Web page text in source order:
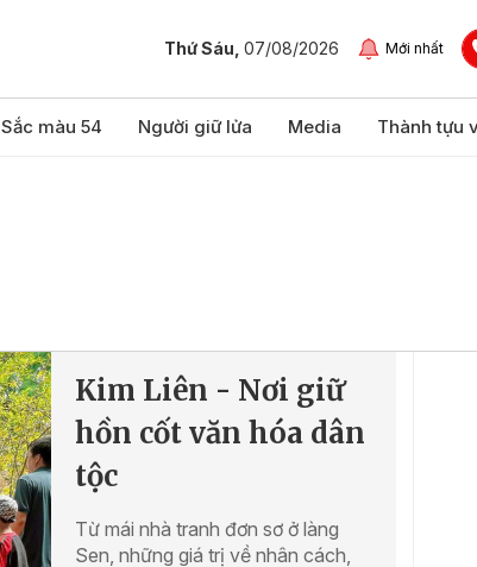
Thứ Sáu, 07/08/2026 Mới nhất
Sắc màu 54 Người giữ lửa Media Thành tựu
Kim Liên - Nơi giữ
hồn cốt văn hóa dân
tộc
Từ mái nhà tranh đơn sơ ở làng
Sen, những giá trị về nhân cách,